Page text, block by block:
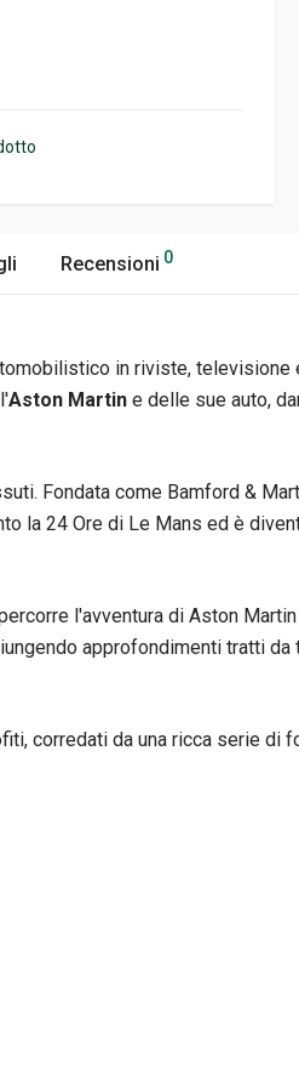
Recensioni 0
in riviste, televisione
Aston Martin e delle sue auto,
Fondata come Bamford &
la 24 Ore di Le Mans ed è
l'avventura di Aston
approfondimenti tratti
corredati da una ricca serie di